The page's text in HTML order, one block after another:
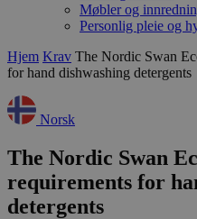
Møbler og
Personlig pleie og
Hjem Krav The Nordic Swan
for hand dishwashing detergents
Norsk
The Nordic Swan
requirements for
detergents